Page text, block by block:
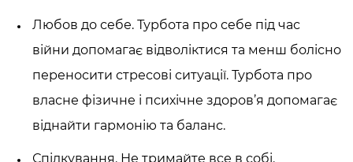
Любов до себе. Турбота про себе під час
війни допомагає відволіктися та менш болісно
переносити стресові ситуації. Турбота про
власне фізичне і психічне здоров’я допомагає
віднайти гармонію та баланс.
Спілкування. Не тримайте все в собі.